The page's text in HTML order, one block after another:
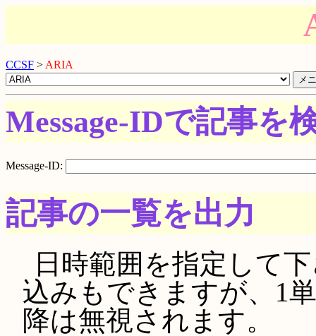
CCSF >ARIA
Message-IDで記事を
Message-ID:
記事の一覧を出力
日時範囲を指定して
込みもできますが、1
降は無視されます。